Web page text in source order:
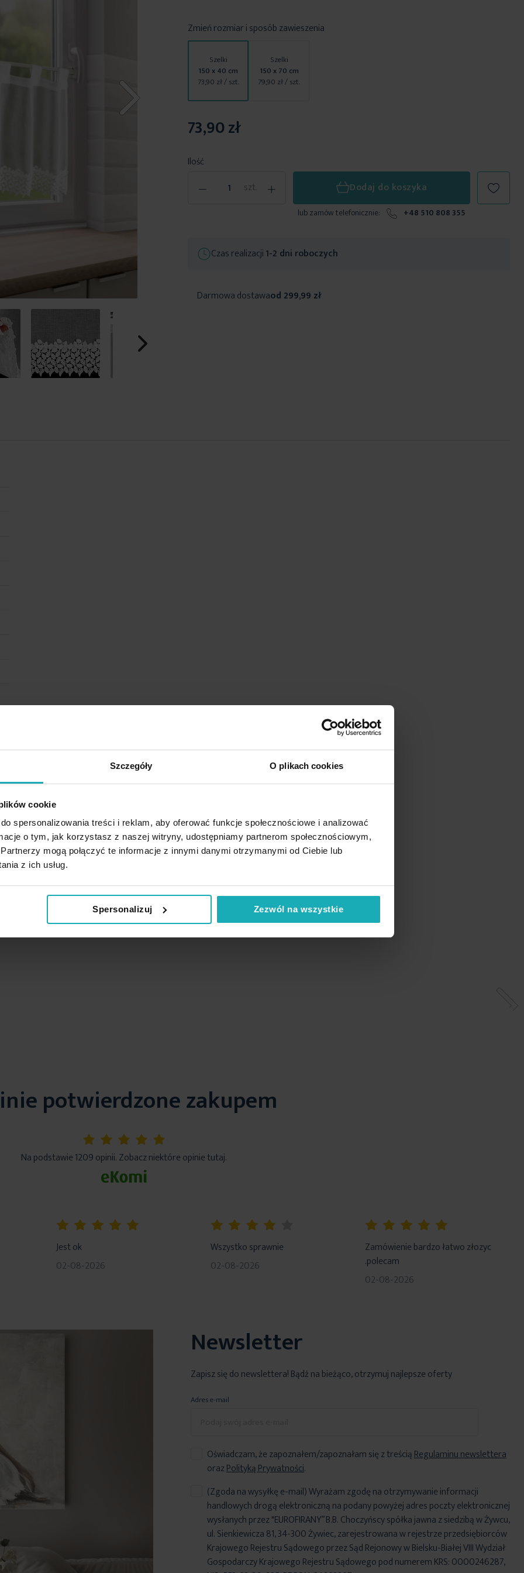
Szczegóły O plikach cookies
cookie
spersonalizowania treści i reklam, aby oferować funkcje społecznościowe i analizować
o tym, jak korzystasz z naszej witryny, udostępniamy partnerom społecznościowym,
mogą połączyć te informacje z innymi danymi otrzymanymi od Ciebie lub
z ich usług.
Spersonalizuj Zezwól na wszystkie
Zmień rozmiar i sposób zawieszenia
Szelki
150 x 40 cm
73,90 zł/ szt.
Szelki
150 x 70 cm
79,90 zł/ szt.
Ilość
- szt. +
73,90 zł
Dodaj do koszyka
lub zamów telefonicznie: +48 510 808 355
Czas realizacji1-2 dni roboczych
Darmowa dostawaod 299,99 zł
Podobne produkty
potwierdzone zakupem
5%
Na podstawie 1209 opinii. Zobacz niektóre opinie tutaj.
Jest ok
02-08-2026
Wszystko sprawnie
02-08-2026
Zamówienie bardzo łatwo złozyc
.polecam
02-08-2026
Newsletter
Zapisz się do newslettera! Bądź na bieżąco, otrzymuj najlepsze oferty
Adres e-mail
Oświadczam, że zapoznałem/zapoznałam się z treściąRegulaminu newslettera
orazPolityką Prywatności.
(Zgoda na wysyłkę e-mail) Wyrażam zgodę na otrzymywanie informacji
handlowych drogą elektroniczną na podany powyżej adres poczty elektronicznej
wysłanych przez "EUROFIRANY” B.B. Choczyńscy spółka jawna z siedzibą w Żywcu,
ul. Sienkiewicza 81, 34-300 Żywiec, zarejestrowana w rejestrze przedsiębiorców
Krajowego Rejestru Sądowego przez Sąd Rejonowy w Bielsku-Białej VIII Wydział
Gospodarczy Krajowego Rejestru Sądowego pod numerem KRS: 0000246287,